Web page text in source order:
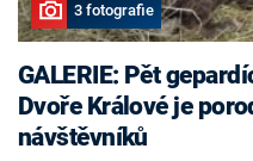
3 fotografie
GALERIE: Pět
Dvoře Králové je
návštěvníků